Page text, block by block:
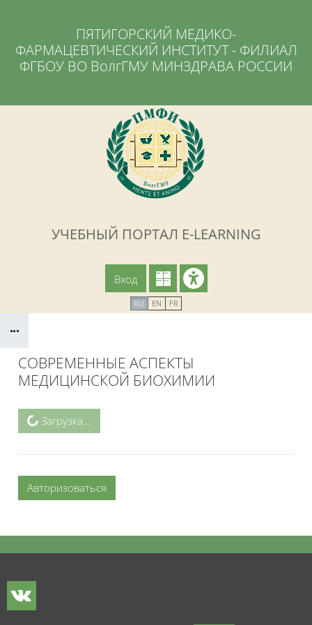
ПЯТИГОРСКИЙ МЕДИКО-
ФАРМАЦЕВТИЧЕСКИЙ ИНСТИТУТ - ФИЛИАЛ
ФГБОУ ВО ВолгГМУ МИНЗДРАВА РОССИИ
УЧЕБНЫЙ ПОРТАЛ E-LEARNING
Вход
RU EN FR
СОВРЕМЕННЫЕ АСПЕКТЫ
МЕДИЦИНСКОЙ БИОХИМИИ
Блоки
Загрузка...
Авторизоваться